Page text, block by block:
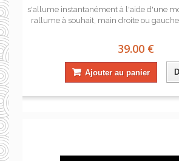
s'allume instantanément à l'aide d'une
rallume à souhait, main droite ou
39.00 €
Ajouter au panier